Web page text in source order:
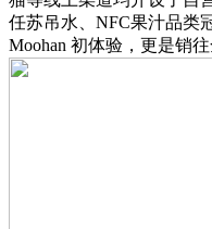
任苏吊水、NFC果汁品类
Moohan 初体验，更是销